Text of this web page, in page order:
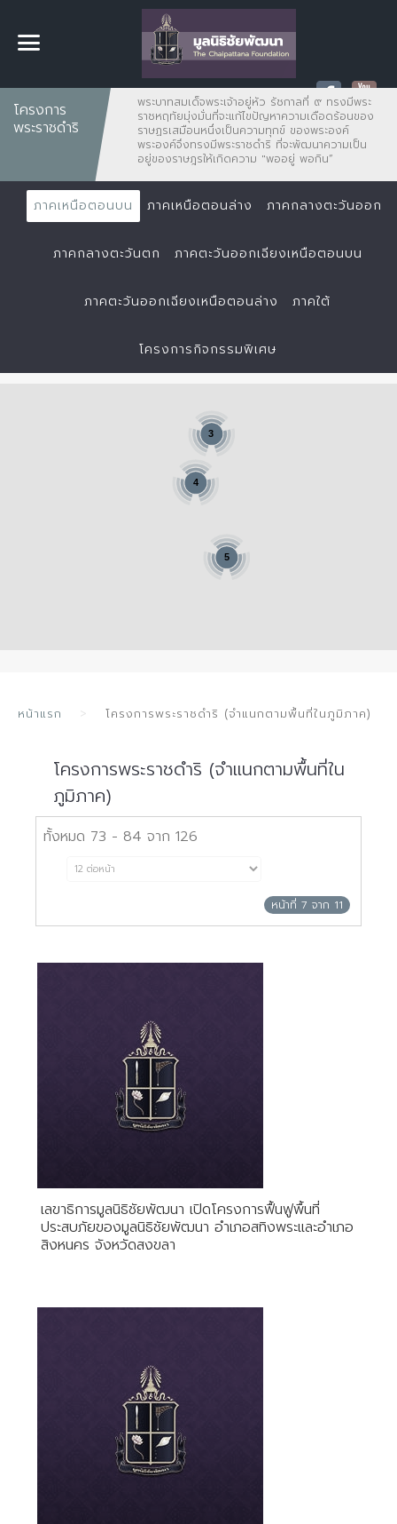
โครงการ
พระราชดำริ
พระบาทสมเด็จพระเจ้าอยู่หัว รัชกาลที่ ๙ ทรงมีพระ
ราชหฤทัยมุ่งมั่นที่จะแก้ไขปัญหาความเดือดร้อนของ
ราษฏรเสมือนหนึ่งเป็นความทุกข์ ของพระองค์
พระองค์จึงทรงมีพระราชดำริ ที่จะพัฒนาความเป็น
อยู่ของราษฎรให้เกิดความ "พออยู่ พอกิน”
ภาคเหนือตอนบน ภาคเหนือตอนล่าง ภาคกลางตะวันออก
ภาคกลางตะวันตก ภาคตะวันออกเฉียงเหนือตอนบน
ภาคตะวันออกเฉียงเหนือตอนล่าง ภาคใต้
โครงการกิจกรรมพิเศษ
5
4
3
หน้าแรก โครงการพระราชดำริ (จำแนกตามพื้นที่ในภูมิภาค)
โครงการพระราชดำริ (จำแนกตามพื้นที่ใน
ภูมิภาค)
ทั้งหมด 73 - 84 จาก 126
หน้าที่ 7 จาก 11
เลขาธิการมูลนิธิชัยพัฒนา เปิดโครงการฟื้นฟูพื้นที่
ประสบภัยของมูลนิธิชัยพัฒนา อำเภอสทิงพระและอำเภอ
สิงหนคร จังหวัดสงขลา